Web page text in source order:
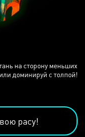
на сторону меньших
или доминируй с толпой!
расу!